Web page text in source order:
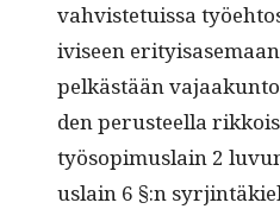
vahvis­te­tuis­sa
iviseen
pelkästään
den perus­teel­la
työ­sopimus­lain 2
us­lain 6 §:n